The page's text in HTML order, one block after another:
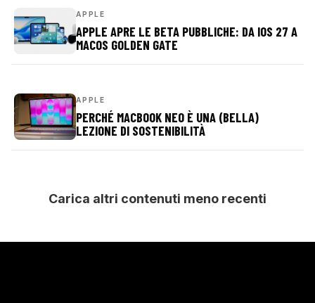
APPLE
APPLE APRE LE BETA PUBBLICHE: DA IOS 27 A
MACOS GOLDEN GATE
APPLE
PERCHÉ MACBOOK NEO È UNA (BELLA)
LEZIONE DI SOSTENIBILITÀ
Carica altri contenuti meno recenti